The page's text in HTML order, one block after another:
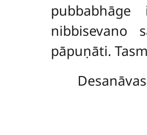
pubbabhāge
nibbisevano
pāpuṇāti.